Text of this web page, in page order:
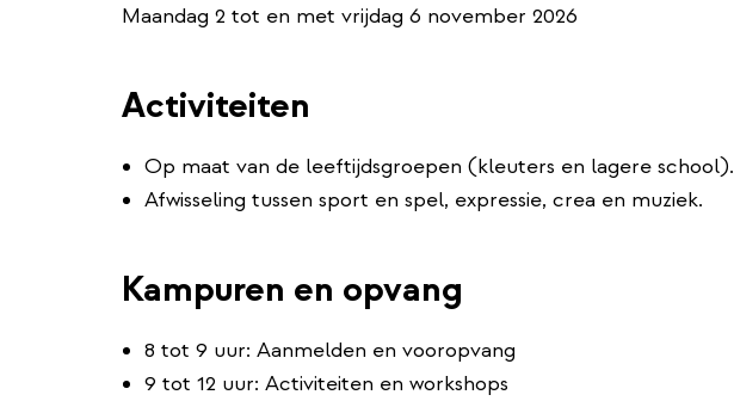
Maandag 2 tot en met vrijdag 6 november 2026
Activiteiten
Op maat van de leeftijdsgroepen (kleuters en lagere school).
Afwisseling tussen sport en spel, expressie, crea en muziek.
Kampuren en opvang
8 tot 9 uur: Aanmelden en vooropvang ​
9 tot 12 uur: Activiteiten en workshops